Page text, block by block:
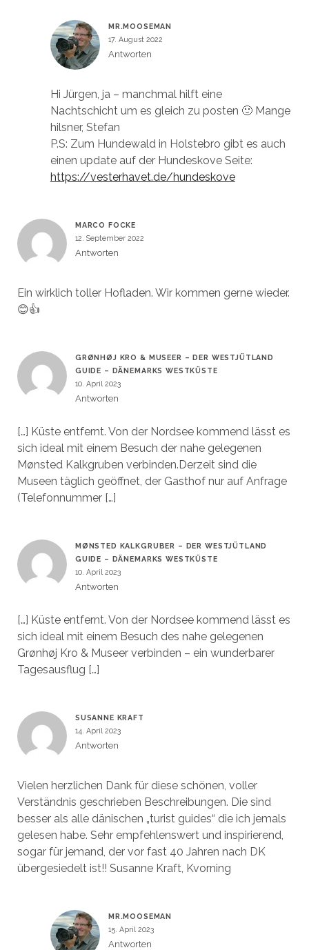
MR.MOOSEMAN
17. August 2022
Antworten
Hi Jürgen, ja – manchmal hilft eine
Nachtschicht um es gleich zu posten 🙂 Mange
hilsner, Stefan
P.S: Zum Hundewald in Holstebro gibt es auch
einen update auf der Hundeskove Seite:
https://vesterhavet.de/hundeskove
MARCO FOCKE
12. September 2022
Antworten
Ein wirklich toller Hofladen. Wir kommen gerne wieder.
😊👍
GRØNHØJ KRO & MUSEER – DER WESTJÜTLAND
GUIDE – DÄNEMARKS WESTKÜSTE
10. April 2023
Antworten
[…] Küste entfernt. Von der Nordsee kommend lässt es
sich ideal mit einem Besuch der nahe gelegenen
Mønsted Kalkgruben verbinden.Derzeit sind die
Museen täglich geöffnet, der Gasthof nur auf Anfrage
(Telefonnummer […]
MØNSTED KALKGRUBER – DER WESTJÜTLAND
GUIDE – DÄNEMARKS WESTKÜSTE
10. April 2023
Antworten
[…] Küste entfernt. Von der Nordsee kommend lässt es
sich ideal mit einem Besuch des nahe gelegenen
Grønhøj Kro & Museer verbinden – ein wunderbarer
Tagesausflug […]
SUSANNE KRAFT
14. April 2023
Antworten
Vielen herzlichen Dank für diese schönen, voller
Verständnis geschrieben Beschreibungen. Die sind
besser als alle dänischen „turist guides“ die ich jemals
gelesen habe. Sehr empfehlenswert und inspirierend,
sogar für jemand, der vor fast 40 Jahren nach DK
übergesiedelt ist!! Susanne Kraft, Kvorning
MR.MOOSEMAN
15. April 2023
Antworten